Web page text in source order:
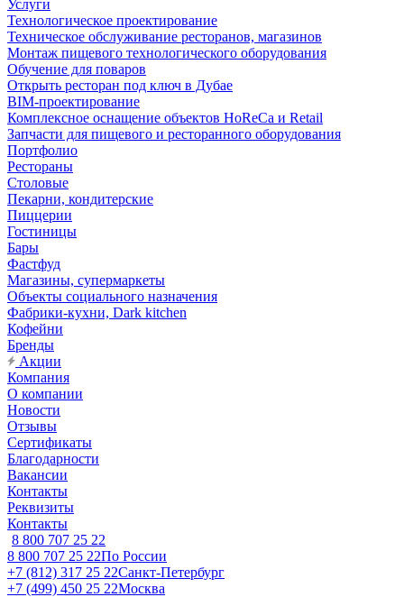
Услуги
Технологическое проектирование
Техническое обслуживание ресторанов, магазинов
Монтаж пищевого технологического оборудования
Обучение для поваров
Открыть ресторан под ключ в Дубае
BIM-проектирование
Комплексное оснащение объектов HoReCa и Retail
Запчасти для пищевого и ресторанного оборудования
Портфолио
Рестораны
Столовые
Пекарни, кондитерские
Пиццерии
Гостиницы
Бары
Фастфуд
Магазины, супермаркеты
Объекты социального назначения
Фабрики-кухни, Dark kitchen
Кофейни
Бренды
Акции
Компания
О компании
Новости
Отзывы
Сертификаты
Благодарности
Вакансии
Контакты
Реквизиты
Контакты
8 800 707 25 22
8 800 707 25 22По России
+7 (812) 317 25 22Санкт-Петербург
+7 (499) 450 25 22Москва